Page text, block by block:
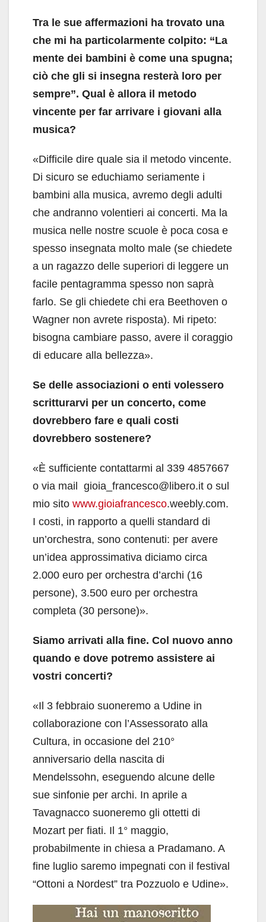
Tra le sue affermazioni ha trovato una
che mi ha particolarmente colpito: “La
mente dei bambini è come una spugna;
ciò che gli si insegna resterà loro per
sempre”. Qual è allora il metodo
vincente per far arrivare i giovani alla
musica?
«Difficile dire quale sia il metodo vincente.
Di sicuro se educhiamo seriamente i
bambini alla musica, avremo degli adulti
che andranno volentieri ai concerti. Ma la
musica nelle nostre scuole è poca cosa e
spesso insegnata molto male (se chiedete
a un ragazzo delle superiori di leggere un
facile pentagramma spesso non saprà
farlo. Se gli chiedete chi era Beethoven o
Wagner non avrete risposta). Mi ripeto:
bisogna cambiare passo, avere il coraggio
di educare alla bellezza».
Se delle associazioni o enti volessero
scritturarvi per un concerto, come
dovrebbero fare e quali costi
dovrebbero sostenere?
«È sufficiente contattarmi al 339 4857667
o via mail gioia_francesco@libero.it o sul
mio sito www.gioiafrancesco.weebly.com.
I costi, in rapporto a quelli standard di
un’orchestra, sono contenuti: per avere
un’idea approssimativa diciamo circa
2.000 euro per orchestra d’archi (16
persone), 3.500 euro per orchestra
completa (30 persone)».
Siamo arrivati alla fine. Col nuovo anno
quando e dove potremo assistere ai
vostri concerti?
«Il 3 febbraio suoneremo a Udine in
collaborazione con l’Assessorato alla
Cultura, in occasione del 210°
anniversario della nascita di
Mendelssohn, eseguendo alcune delle
sue sinfonie per archi. In aprile a
Tavagnacco suoneremo gli ottetti di
Mozart per fiati. Il 1° maggio,
probabilmente in chiesa a Pradamano. A
fine luglio saremo impegnati con il festival
“Ottoni a Nordest” tra Pozzuolo e Udine».